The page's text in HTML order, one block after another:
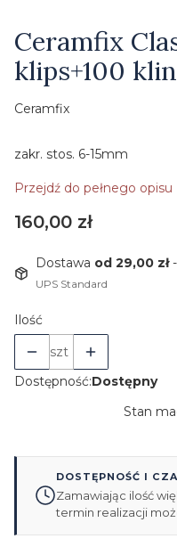
Ceramfix
klips+100
Ceramfix
zakr. stos. 6-15mm
Przejdź do pełnego opisu
Cena
160,00 zł
Dostawa od 29,00 zł
UPS Standard
Ilość
szt
Dostępność:Dostępny
Stan
DOSTĘPNOŚĆ I
Zamawiając ilość
termin realizacji